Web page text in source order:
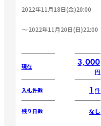
2022年11月18日(金)20:00
2022年11月20日(日)22:00
現在 3,000
円
入札件数 1 件
残り日数 なし